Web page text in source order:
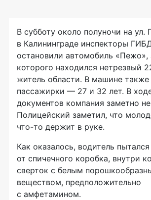
В субботу около полуночи на ул.
в Калининграде инспекторы
остановили автомобиль «Пежо»,
которого находился нетрезвый
житель области. В машине
пассажирки — 27 и 32 лет. В
документов компания заметно
Полицейский заметил, что
что-то держит в руке.
Как оказалось, водитель
от спичечного коробка, внутри
сверток с белым
веществом, предположительно
с амфетамином.